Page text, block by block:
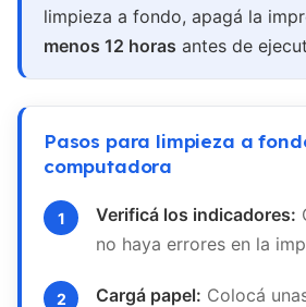
limpieza a fondo, apagá la
menos 12 horas antes de
Pasos para limpieza a
computadora
Verificá los indicadores:
no haya errores en la
Cargá papel: Colocá